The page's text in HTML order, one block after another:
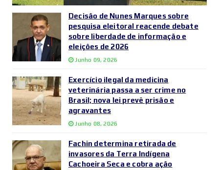
Decisão de Nunes Marques sobre
pesquisa eleitoral reacende debate
sobre liberdade de informação e
eleições de 2026
Junho 09, 2026
Exercício ilegal da medicina
veterinária passa a ser crime no
Brasil; nova lei prevê prisão e
agravantes
Junho 08, 2026
Fachin determina retirada de
invasores da Terra Indígena
Cachoeira Seca e cobra ação